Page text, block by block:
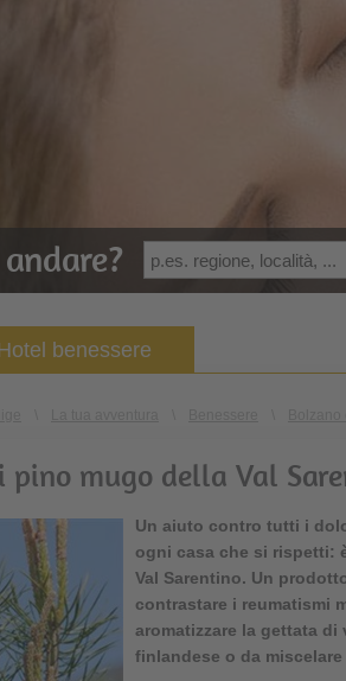
benessere
pino mugo della Val
Un aiuto contro tutti i
ogni casa che si rispetti:
Val Sarentino. Un
contrastare i reumatismi
aromatizzare la gettata di
finlandese o da miscelare